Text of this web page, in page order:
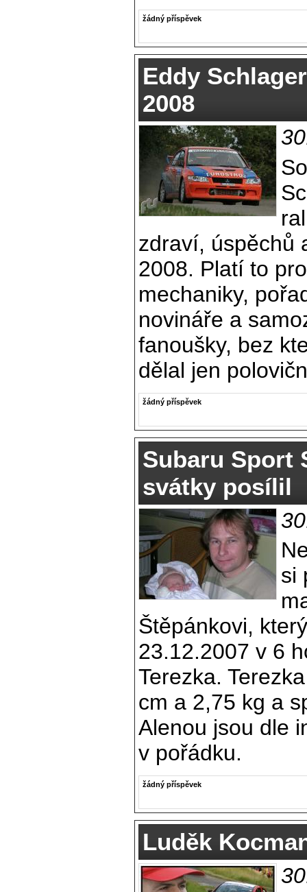
žádný příspěvek
Eddy
2008
zdraví, úspěchů
2008. Platí to
mechaniky,
novináře a
fanoušky, bez
dělal jen
žádný příspěvek
Subaru Sport
svátky posílil
si
Štěpánkovi,
23.12.2007 v 6
Terezka.
cm a 2,75 kg a
Alenou jsou dle
v pořádku.
žádný příspěvek
Luděk